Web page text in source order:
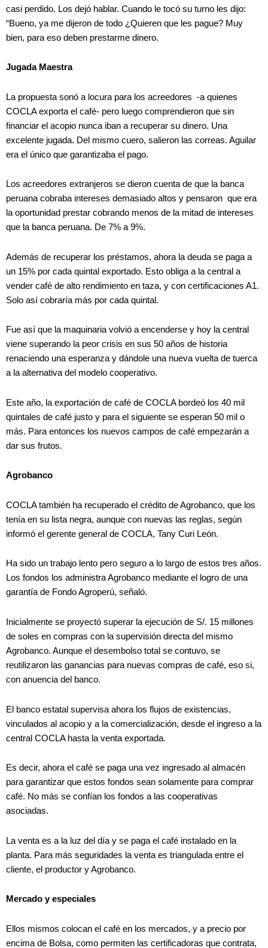
casi perdido. Los dejó hablar. Cuando le tocó su turno les dijo:
“Bueno, ya me dijeron de todo ¿Quieren que les pague? Muy
bien, para eso deben prestarme dinero.
Jugada Maestra
La propuesta sonó a locura para los acreedores -a quienes
COCLA exporta el café- pero luego comprendieron que sin
financiar el acopio nunca iban a recuperar su dinero. Una
excelente jugada. Del mismo cuero, salieron las correas. Aguilar
era el único que garantizaba el pago.
Los acreedores extranjeros se dieron cuenta de que la banca
peruana cobraba intereses demasiado altos y pensaron que era
la oportunidad prestar cobrando menos de la mitad de intereses
que la banca peruana. De 7% a 9%.
Además de recuperar los préstamos, ahora la deuda se paga a
un 15% por cada quintal exportado. Esto obliga a la central a
vender café de alto rendimiento en taza, y con certificaciones A1.
Solo así cobraría más por cada quintal.
Fue así que la maquinaria volvió a encenderse y hoy la central
viene superando la peor crisis en sus 50 años de historia
renaciendo una esperanza y dándole una nueva vuelta de tuerca
a la alternativa del modelo cooperativo.
Este año, la exportación de café de COCLA bordeó los 40 mil
quintales de café justo y para el siguiente se esperan 50 mil o
más. Para entonces los nuevos campos de café empezarán a
dar sus frutos.
Agrobanco
COCLA también ha recuperado el crédito de Agrobanco, que los
tenía en su lista negra, aunque con nuevas las reglas, según
informó el gerente general de COCLA, Tany Curi León.
Ha sido un trabajo lento pero seguro a lo largo de estos tres años.
Los fondos los administra Agrobanco mediante el logro de una
garantía de Fondo Agroperú, señaló.
Inicialmente se proyectó superar la ejecución de S/. 15 millones
de soles en compras con la supervisión directa del mismo
Agrobanco. Aunque el desembolso total se contuvo, se
reutilizaron las ganancias para nuevas compras de café, eso si,
con anuencia del banco.
El banco estatal supervisa ahora los flujos de existencias,
vinculados al acopio y a la comercialización, desde el ingreso a la
central COCLA hasta la venta exportada.
Es decir, ahora el café se paga una vez ingresado al almacén
para garantizar que estos fondos sean solamente para comprar
café. No más se confían los fondos a las cooperativas
asociadas.
La venta es a la luz del día y se paga el café instalado en la
planta. Para más seguridades la venta es triangulada entre el
cliente, el productor y Agrobanco.
Mercado y especiales
Ellos mismos colocan el café en los mercados, y a precio por
encima de Bolsa, como permiten las certificadoras que contrata,